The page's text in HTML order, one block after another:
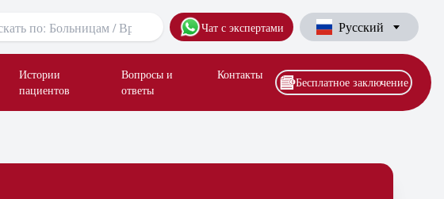
Чат с экспертами Русский
Истории
пациентов
Вопросы и
ответы
Контакты
Бесплатное заключение